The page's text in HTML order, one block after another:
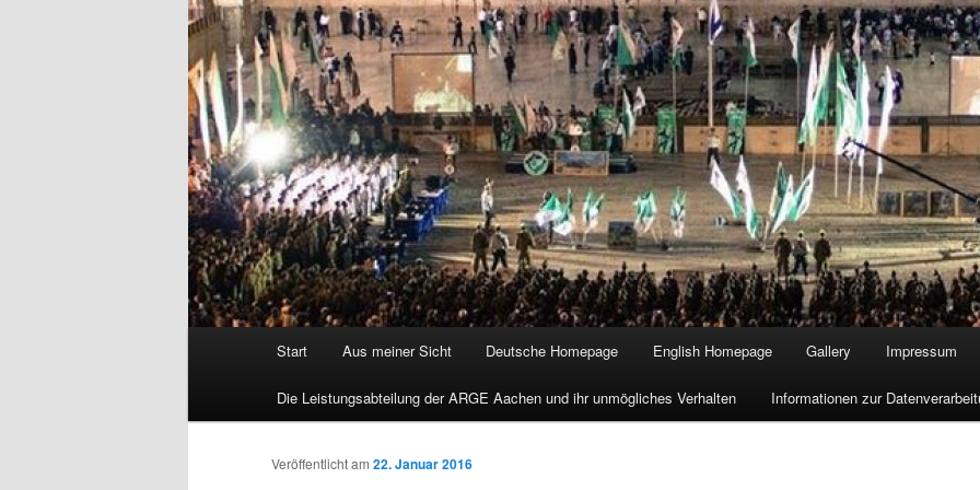
Start Aus meiner Sicht Deutsche Homepage English Homepage Gallery Impressum
Die Leistungsabteilung der ARGE Aachen und ihr unmögliches Verhalten Informationen zur
Veröffentlicht am 22. Januar 2016